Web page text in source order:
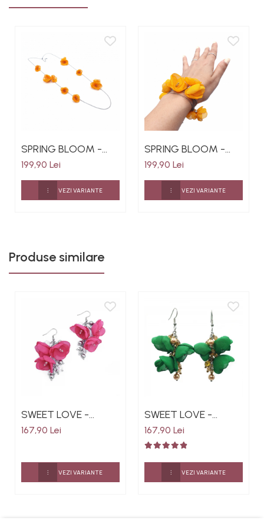
SPRING BLOOM -
Bijuterie
colier la baza gatului
sau lung, bratara,
199,90 Lei
VEZI VARIANTE
SPRING BLOOM -
Bijuterie
bratara, colier la
baza gatului sau
199,90 Lei
VEZI VARIANTE
Produse similare
SWEET LOVE -
Cercei eleganti cu
perle si cristale, otel
inoxidabil
167,90 Lei
VEZI VARIANTE
SWEET LOVE -
Cercei lungi eleganti
cu flori din material
verde, perle si
cristale
167,90 Lei
VEZI VARIANTE